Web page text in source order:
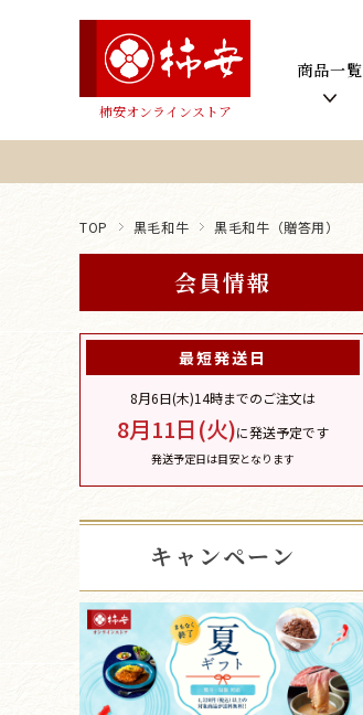
柿安オンラインストア
商品一覧
TOP 黒毛和牛 黒毛和牛（贈答用）
会員情報
最短発送日
8月6日(木)14時までのご注文は
8月11日(火)に発送予定です
発送予定日は目安となります
キャンペーン